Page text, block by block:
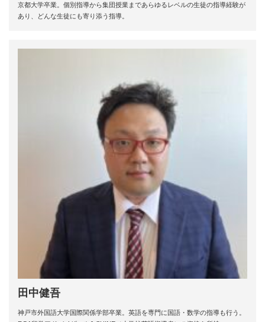
京都大学卒業。個別指導から集団授業まであらゆるレベルの生徒の指導経験が
あり、どんな生徒にも寄り添う指導。
田中健吾
神戸市外国語大学国際関係学部卒業。英語を専門に国語・数学の指導も行う。